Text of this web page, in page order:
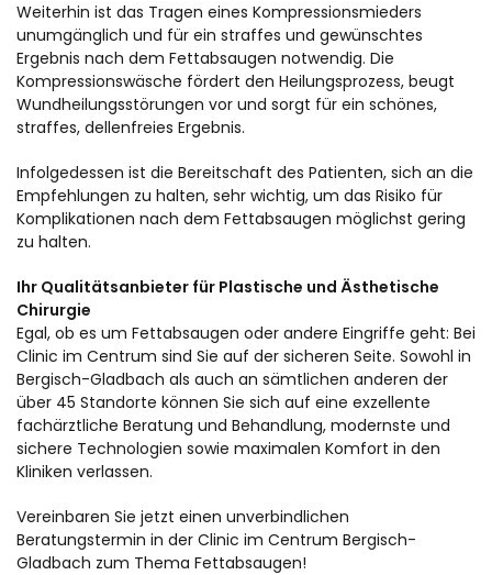
Weiterhin ist das Tragen eines Kompressionsmieders
unumgänglich und für ein straffes und gewünschtes
Ergebnis nach dem Fettabsaugen notwendig. Die
Kompressionswäsche fördert den Heilungsprozess, beugt
Wundheilungsstörungen vor und sorgt für ein schönes,
straffes, dellenfreies Ergebnis.
Infolgedessen ist die Bereitschaft des Patienten, sich an die
Empfehlungen zu halten, sehr wichtig, um das Risiko für
Komplikationen nach dem Fettabsaugen möglichst gering
zu halten.
Ihr Qualitätsanbieter für Plastische und Ästhetische
Chirurgie
Egal, ob es um Fettabsaugen oder andere Eingriffe geht: Bei
Clinic im Centrum sind Sie auf der sicheren Seite. Sowohl in
Bergisch-Gladbach als auch an sämtlichen anderen der
über 45 Standorte können Sie sich auf eine exzellente
fachärztliche Beratung und Behandlung, modernste und
sichere Technologien sowie maximalen Komfort in den
Kliniken verlassen.
Vereinbaren Sie jetzt einen unverbindlichen
Beratungstermin in der Clinic im Centrum Bergisch-
Gladbach zum Thema Fettabsaugen!